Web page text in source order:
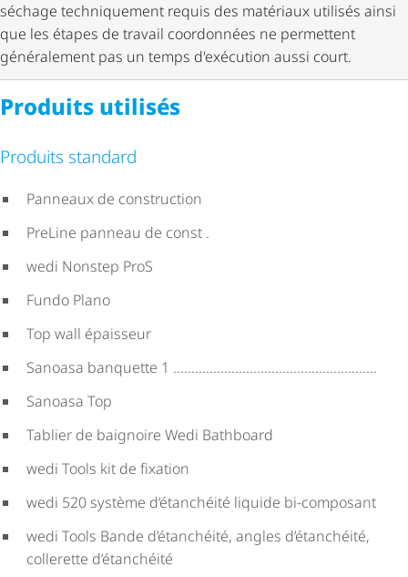
séchage techniquement requis des matériaux utilisés ainsi
que les étapes de travail coordonnées ne permettent
généralement pas un temps d'exécution aussi court.
Produits utilisés
Produits standard
Panneaux de construction
PreLine panneau de const .
wedi Nonstep ProS
Fundo Plano
Top wall épaisseur
Sanoasa banquette 1 ........................................................
Sanoasa Top
Tablier de baignoire Wedi Bathboard
wedi Tools kit de fixation
wedi 520 système d‘étanchéité liquide bi-composant
wedi Tools Bande d’étanchéité, angles d’étanchéité,
collerette d’étanchéité